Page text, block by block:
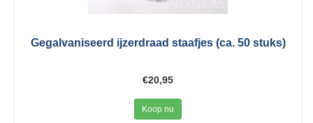
Gegalvaniseerd ijzerdraad staafjes (ca. 50 stuks)
€20,95
Koop nu